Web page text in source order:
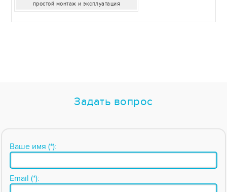
простой монтаж и эксплуатация
Задать вопрос
Ваше имя (*):
Email (*):